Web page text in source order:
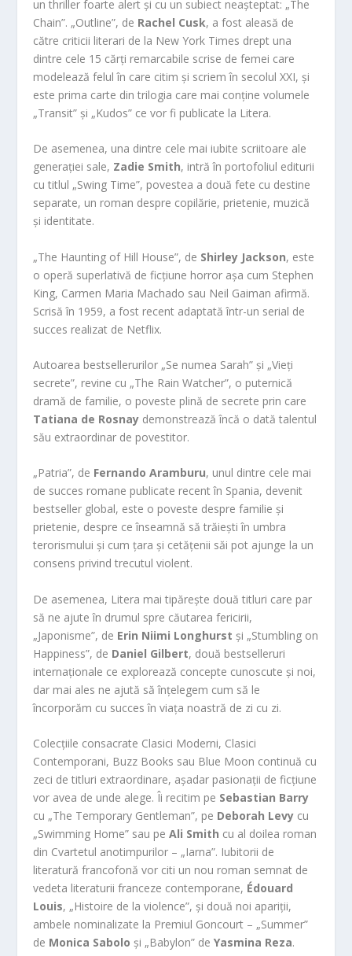
un thriller foarte alert și cu un subiect neașteptat: „The
Chain”. „Outline”, de Rachel Cusk, a fost aleasă de
către criticii literari de la New York Times drept una
dintre cele 15 cărți remarcabile scrise de femei care
modelează felul în care citim și scriem în secolul XXI, și
este prima carte din trilogia care mai conține volumele
„Transit” și „Kudos” ce vor fi publicate la Litera.
De asemenea, una dintre cele mai iubite scriitoare ale
generației sale, Zadie Smith, intră în portofoliul editurii
cu titlul „Swing Time”, povestea a două fete cu destine
separate, un roman despre copilărie, prietenie, muzică
și identitate.
„The Haunting of Hill House”, de Shirley Jackson, este
o operă superlativă de ficțiune horror așa cum Stephen
King, Carmen Maria Machado sau Neil Gaiman afirmă.
Scrisă în 1959, a fost recent adaptată într-un serial de
succes realizat de Netflix.
Autoarea bestsellerurilor „Se numea Sarah” și „Vieți
secrete”, revine cu „The Rain Watcher”, o puternică
dramă de familie, o poveste plină de secrete prin care
Tatiana de Rosnay demonstrează încă o dată talentul
său extraordinar de povestitor.
„Patria”, de Fernando Aramburu, unul dintre cele mai
de succes romane publicate recent în Spania, devenit
bestseller global, este o poveste despre familie și
prietenie, despre ce înseamnă să trăiești în umbra
terorismului și cum țara și cetățenii săi pot ajunge la un
consens privind trecutul violent.
De asemenea, Litera mai tipărește două titluri care par
să ne ajute în drumul spre căutarea fericirii,
„Japonisme”, de Erin Niimi Longhurst și „Stumbling on
Happiness”, de Daniel Gilbert, două bestselleruri
internaționale ce explorează concepte cunoscute și noi,
dar mai ales ne ajută să înțelegem cum să le
încorporăm cu succes în viața noastră de zi cu zi.
Colecțiile consacrate Clasici Moderni, Clasici
Contemporani, Buzz Books sau Blue Moon continuă cu
zeci de titluri extraordinare, așadar pasionații de ficțiune
vor avea de unde alege. Îi recitim pe Sebastian Barry
cu „The Temporary Gentleman”, pe Deborah Levy cu
„Swimming Home” sau peAli Smith cu al doilea roman
din Cvartetul anotimpurilor – „Iarna”. Iubitorii de
literatură francofonă vor citi un nou roman semnat de
vedeta literaturii franceze contemporane, Édouard
Louis, „Histoire de la violence”, și două noi apariții,
ambele nominalizate la Premiul Goncourt – „Summer”
de Monica Sabolo și „Babylon” deYasmina Reza.